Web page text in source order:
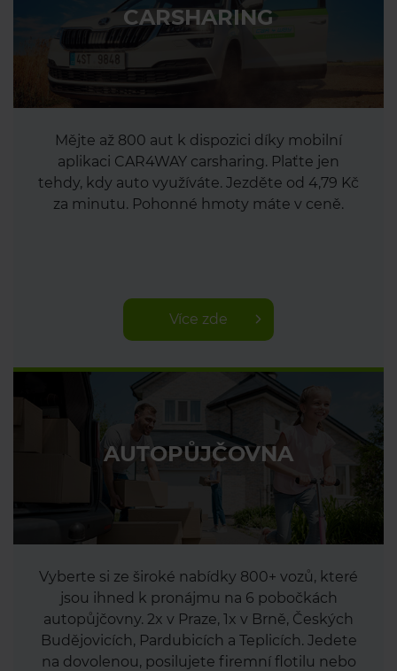
CARSHARING
Mějte až 800 aut k dispozici díky mobilní
aplikaci CAR4WAY carsharing. Plaťte jen
tehdy, kdy auto využíváte. Jezděte od 4,79 Kč
za minutu. Pohonné hmoty máte v ceně.
Více zde
AUTOPŮJČOVNA
Vyberte si ze široké nabídky 800+ vozů, které
jsou ihned k pronájmu na 6 pobočkách
autopůjčovny. 2x v Praze, 1x v Brně, Českých
Budějovicích, Pardubicích a Teplicích. Jedete
na dovolenou, posilujete firemní flotilu nebo